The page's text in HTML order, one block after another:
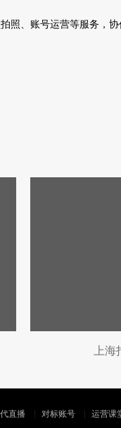
、账号运营等服务，
上
直播 对标账号
运营课